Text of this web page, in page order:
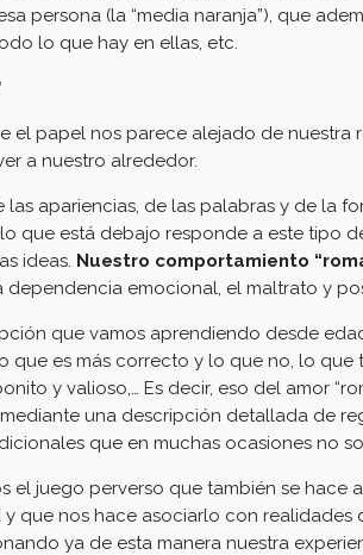
persona (la “media naranja”), que
lo que hay en ellas, etc.
el papel nos parece alejado de nuestra
a nuestro alrededor.
las apariencias, de las palabras y de la
que está debajo responde a este tipo
ideas. Nuestro comportamiento
dependencia emocional, el maltrato y
que vamos aprendiendo desde
que es más correcto y lo que no, lo
y valioso,… Es decir, eso del amor
una descripción detallada de
que en muchas ocasiones no
el juego perverso que también se
que nos hace asociarlo con
ya de esta manera nuestra